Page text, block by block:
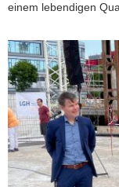
einem lebendigen